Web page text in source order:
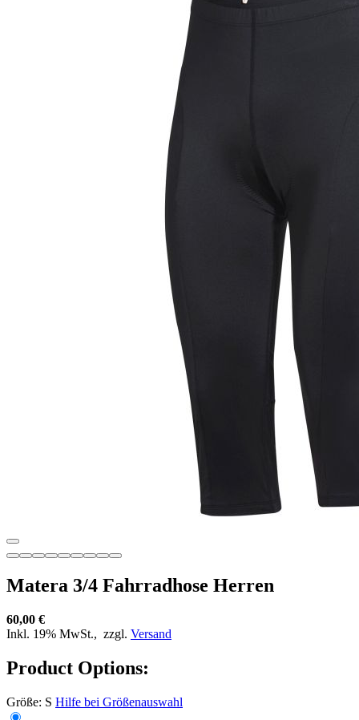
Matera 3/4 Fahrradhose Herren
60,00 €
Inkl. 19% MwSt., zzgl. Versand
Product Options:
Größe: S Hilfe bei Größenauswahl